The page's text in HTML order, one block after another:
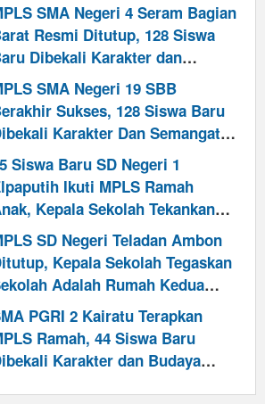
SMA Negeri 4 Seram Bagian
Resmi Ditutup, 128 Siswa
Dibekali Karakter dan
Berprestasi
SMA Negeri 19 SBB
Sukses, 128 Siswa Baru
Karakter Dan Semangat
Generasi Emas
Siswa Baru SD Negeri 1
Ikuti MPLS Ramah
Kepala Sekolah Tekankan
Karakter
SD Negeri Teladan Ambon
Kepala Sekolah Tegaskan
Adalah Rumah Kedua
Siswa
PGRI 2 Kairatu Terapkan
Ramah, 44 Siswa Baru
Karakter dan Budaya